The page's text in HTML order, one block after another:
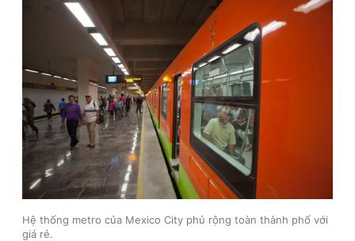
Hệ thống metro của Mexico City phủ rộng toàn thành phố với
giá rẻ.